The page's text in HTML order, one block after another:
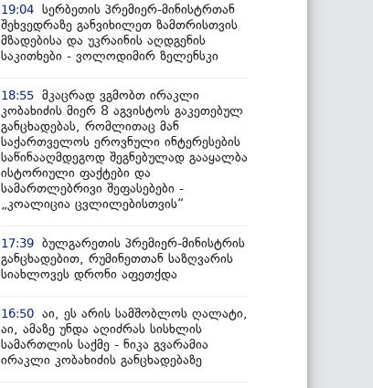
19:04 სერბეთის პრემიერ-მინისტრთან
შეხვედრაზე განვიხილეთ ზამთრისთვის
მზადებისა და უკრაინის აღდგენის
საკითხები - ვოლოდიმირ ზელენსკი
18:55 მკაცრად ვგმობთ ირაკლი
კობახიძის მიერ 8 აგვისტოს გაკეთებულ
განცხადებას, რომლითაც მან
საქართველოს ეროვნული ინტერესების
საწინააღმდეგოდ შეგნებულად გააყალბა
ისტორიული ფაქტები და
სამართლებრივი შეფასებები -
„კოალიცია ცვლილებისთვის“
17:39 ბულგარეთის პრემიერ-მინისტრის
განცხადებით, რუმინეთთან საზღვარის
სიახლოვეს დრონი აფეთქდა
16:50 აი, ეს არის სამშობლოს ღალატი,
აი, ამაზე უნდა აღიძრას სისხლის
სამართლის საქმე - ნიკა გვარამია
ირაკლი კობახიძის განცხადებაზე